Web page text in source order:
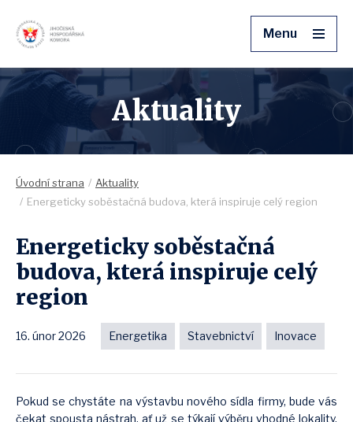
Menu
Aktuality
Úvodní strana
Aktuality
Energeticky soběstačná budova, která inspiruje celý region
Energeticky soběstačná
budova, která inspiruje celý
region
16. únor 2026 Energetika Stavebnictví Inovace
Pokud se chystáte na výstavbu nového sídla firmy, bude vás
čekat spousta nástrah, ať už se týkají výběru vhodné lokality,